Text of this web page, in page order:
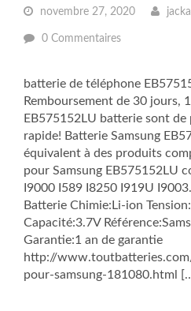
novembre 27, 2020
0 Commentaires
batterie de téléphone
Remboursement de 30 jours,
EB575152LU batterie sont
rapide! Batterie Samsung
équivalent à des produits
pour Samsung EB575152LU
I9000 I589 I8250 I919U
Batterie Chimie:Li-ion
Capacité:3.7V
Garantie:1 an de garantie
http://
pour-samsung-181080.html